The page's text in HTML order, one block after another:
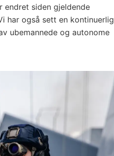
endret siden gjeldende
har også sett en kontinuerlig
ubemannede og autonome